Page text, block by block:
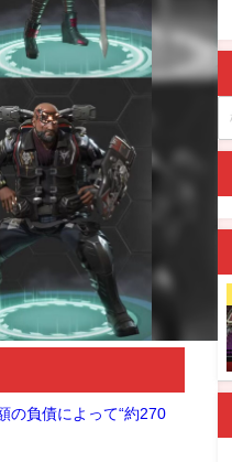
の負債によって“約270